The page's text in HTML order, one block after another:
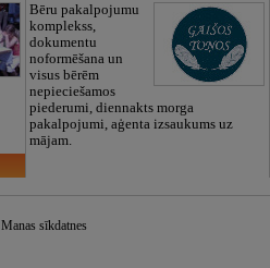
Bēru pakalpojumu
komplekss,
dokumentu
noformēšana un
visus bērēm
nepieciešamos
piederumi, diennakts morga
pakalpojumi, aģenta izsaukums uz
mājam.
Manas sīkdatnes